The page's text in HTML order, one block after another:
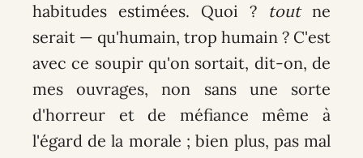
habitudes estimées. Quoi ? toutne
serait — qu'humain, trop humain ? C'est
avec ce soupir qu'on sortait, dit-on, de
mes ouvrages, non sans une sorte
d'horreur et de méfiance même à
l'égard de la morale ; bien plus, pas mal